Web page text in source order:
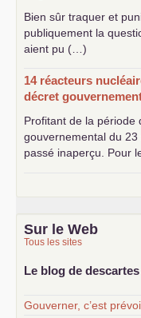
Bien sûr traquer et
publiquement la
aient pu (…)
14 réacteurs
décret
Profitant de la période
gouvernemental du
passé inaperçu. Pour
Sur le Web
Tous les sites
Le blog de descartes
Gouverner, c’est